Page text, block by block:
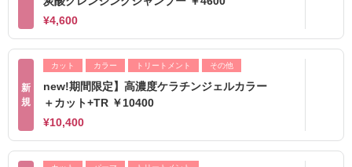
¥4,600
新
規
カット カラー トリートメント その他
new!期間限定】高濃度ケラチンジェルカラー
＋カット+TR ￥10400
¥10,400